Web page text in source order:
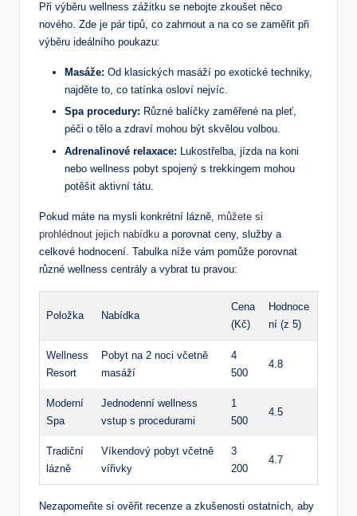
Při výběru wellness zážitku se nebojte zkoušet něco
nového. Zde je pár tipů, co zahrnout a na co se zaměřit při
výběru ideálního ​poukazu:
Masáže: Od⁤ klasických masáží ⁤po exotické techniky,⁣
najděte ⁤to,​ co tatínka ⁢osloví nejvíc.
Spa procedury: ⁣Různé balíčky zaměřené na pleť,‍
péči ⁣o tělo a‌ zdraví mohou být ​skvělou volbou.
Adrenalinové relaxace: Lukostřelba, jízda na koni
⁢nebo wellness pobyt spojený s trekkingem mohou⁢
potěšit aktivní‍ tátu.
Pokud ⁣máte na mysli konkrétní lázně, můžete si
prohlédnout jejich nabídku a porovnat ceny, ​služby a
celkové hodnocení. Tabulka níže ⁤vám pomůže porovnat‍
různé wellness centrály a vybrat tu pravou:
Položka Nabídka
Cena
(Kč)
Hodnoce
ní (z 5)
Wellness
Resort
Pobyt⁤ na 2 ‌noci včetně
masáží
4
500
4.8
Moderní
Spa
Jednodenní wellness
vstup​ s procedurami
1
500
4.5
Tradiční
⁤lázně
Víkendový pobyt včetně⁤
vířivky
3⁣
200
4.7
Nezapomeňte si ověřit recenze ‍a zkušenosti ⁢ostatních, aby